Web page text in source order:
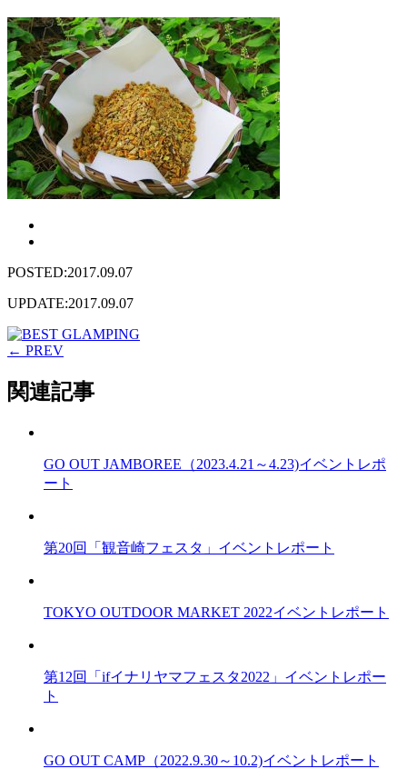
POSTED:2017.09.07
UPDATE:2017.09.07
← PREV
関連記事
GO OUT JAMBOREE（2023.4.21～4.23)イベントレポ
ート
第20回「観音崎フェスタ」イベントレポート
TOKYO OUTDOOR MARKET 2022イベントレポート
第12回「ifイナリヤマフェスタ2022」イベントレポー
ト
GO OUT CAMP（2022.9.30～10.2)イベントレポート